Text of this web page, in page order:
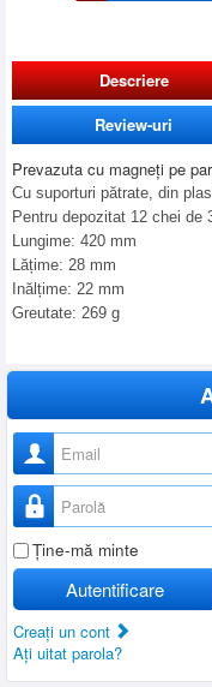
Descriere
Prevazuta cu magneți pe
Cu suporturi pătrate, din
Pentru depozitat 12 chei de
Lungime: 420 mm
Lățime: 28 mm
Inălțime: 22 mm
Greutate: 269 g
Review-uri
Nume utilizator
Parolă
Ţine-mă minte
Autentificare
Creaţi un cont
Aţi uitat parola?